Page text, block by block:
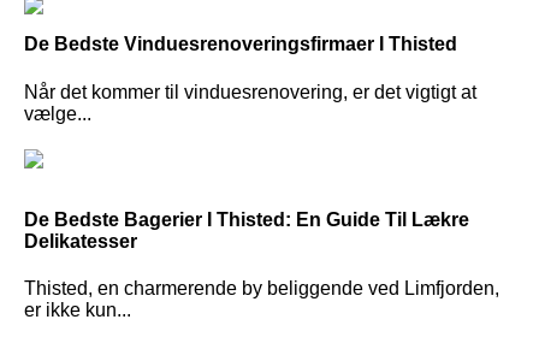
De Bedste Vinduesrenoveringsfirmaer I Thisted
Når det kommer til vinduesrenovering, er det vigtigt at
vælge...
De Bedste Bagerier I Thisted: En Guide Til Lækre
Delikatesser
Thisted, en charmerende by beliggende ved Limfjorden,
er ikke kun...